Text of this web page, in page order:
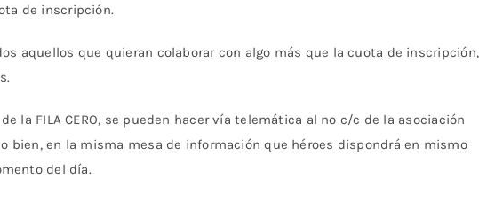
de inscripción.
aquellos que quieran colaborar con algo más que la cuota de inscripción,
la FILA CERO, se pueden hacer vía telemática al nº c/c de la asociación
o bien, en la misma mesa de información que héroes dispondrá en mismo
del día.